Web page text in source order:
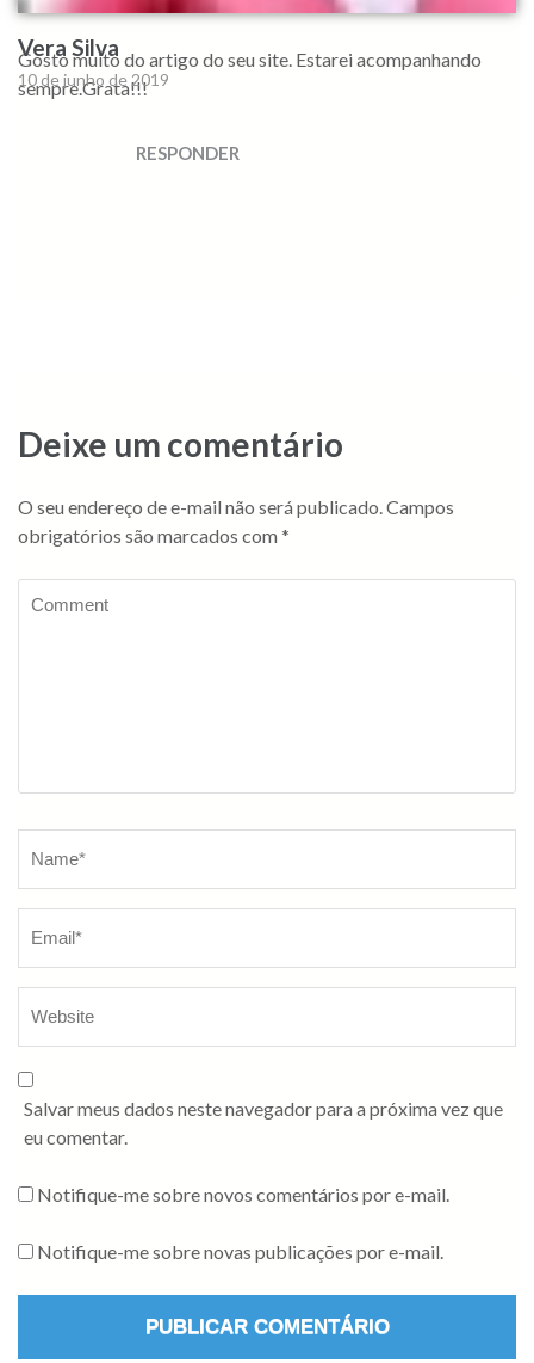
Vera Silva
10 de junho de 2019
Gosto muito do artigo do seu site. Estarei acompanhando
sempre.Grata!!!
RESPONDER
Deixe um comentário
O seu endereço de e-mail não será publicado.Campos
obrigatórios são marcados com *
Salvar meus dados neste navegador para a próxima vez que
eu comentar.
Notifique-me sobre novos comentários por e-mail.
Notifique-me sobre novas publicações por e-mail.